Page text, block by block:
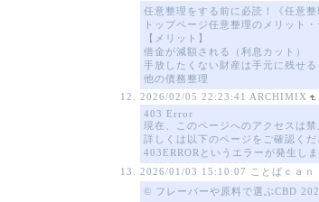
任意整理をする前に必読！《任意整
トップページ任意整理のメリット・
【メリット】
借金が減額される（利息カット）
手放したくない財産は手元に残せる
他の債務整理
2026/02/05 22:23:41 ARCHIMIX
403 Error
現在、このページへのアクセスは禁
詳しくは以下のページをご確認くだ
403ERRORというエラーが発生しま
2026/01/03 15:10:07 ことばｃａｎ
© フレーバーや原料で選ぶCBD